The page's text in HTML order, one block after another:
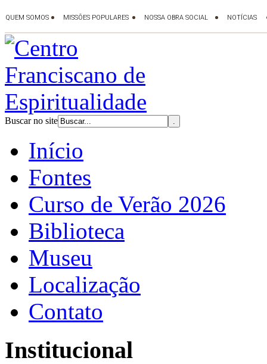
Buscar no site
Início
Fontes
Curso de Verão 2026
Biblioteca
Museu
Localização
Contato
Institucional